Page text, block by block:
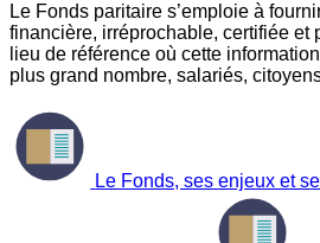
Le Fonds paritaire s’emploie à
financière, irréprochable, certifiée et
lieu de référence où cette
plus grand nombre, salariés,
Le Fonds, ses enjeux et